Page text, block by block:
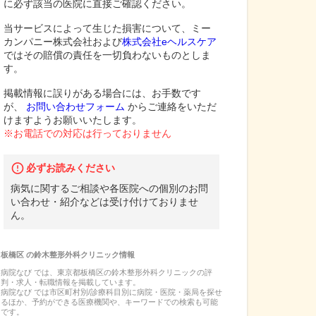
に必ず該当の医院に直接ご確認ください。
当サービスによって生じた損害について、ミー
カンパニー株式会社および株式会社eヘルスケア
ではその賠償の責任を一切負わないものとしま
す。
掲載情報に誤りがある場合には、お手数です
が、
お問い合わせフォーム からご連絡をいただ
けますようお願いいたします。
※お電話での対応は行っておりません
必ずお読みください
病気に関するご相談や各医院への個別のお問
い合わせ・紹介などは受け付けておりませ
ん。
板橋区の鈴木整形外科クリニック情報
病院なび では、 東京都板橋区の鈴木整形外科クリニックの評
判・求人・転職情報を掲載しています。
病院なび では市区町村別/診療科目別に病院・医院・薬局を探せ
るほか、予約ができる医療機関や、キーワードでの検索も可能
です。